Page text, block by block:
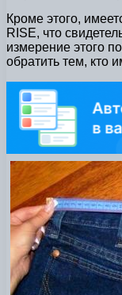
Кроме этого,
RISE, что
измерение этого
обратить тем, кто